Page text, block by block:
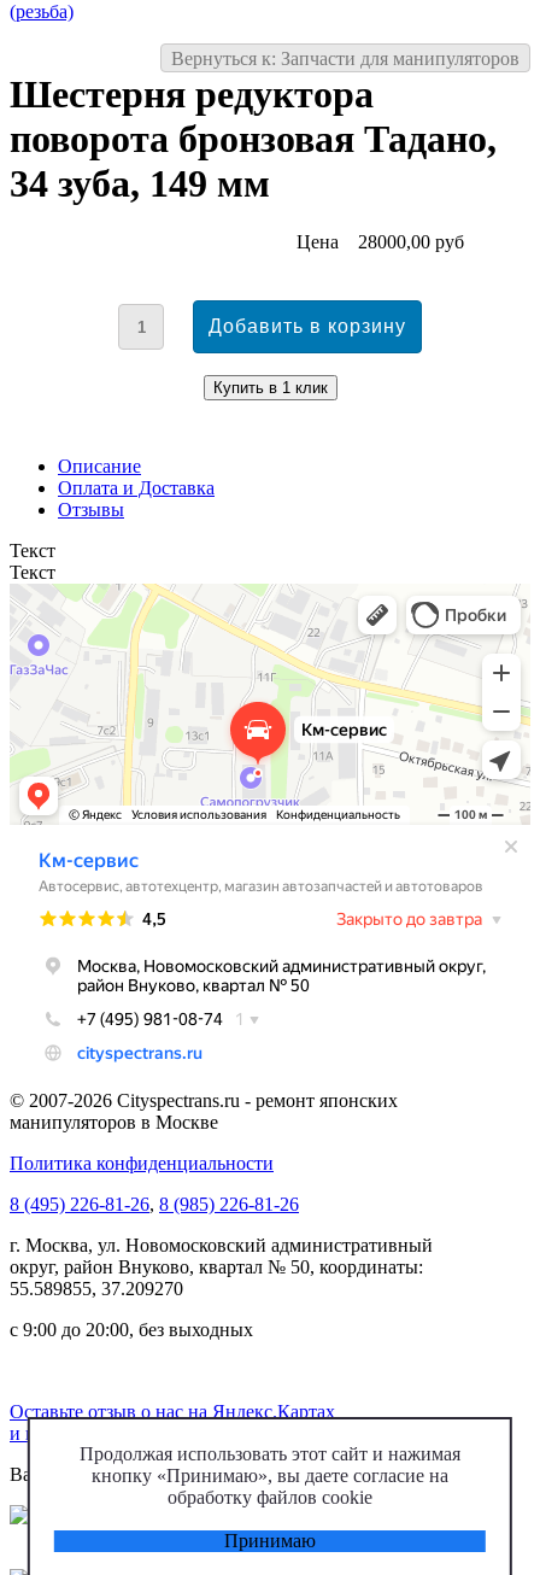
(резьба)
Вернуться к: Запчасти для манипуляторов
Шестерня редуктора
поворота бронзовая Тадано,
34 зуба, 149 мм
Цена 28000,00 руб
Описание
Оплата и Доставка
Отзывы
Текст
Текст
© 2007-2026 Cityspectrans.ru - ремонт японских
манипуляторов в Москве
Политика конфиденциальности
8 (495) 226-81-26, 8 (985) 226-81-26
г. Москва, ул. Новомосковский административный
округ, район Внуково, квартал № 50, координаты:
55.589855, 37.209270
с 9:00 до 20:00, без выходных
Оставьте отзыв о нас на Яндекс.Картах
и получите скидку 5% при следующем обращении
Варианты оплаты:
Продолжая использовать этот сайт и нажимая
кнопку «Принимаю», вы даете согласие на
обработку файлов cookie
Принимаю